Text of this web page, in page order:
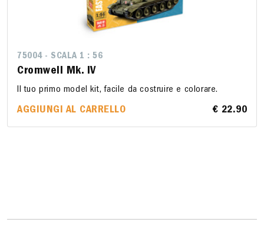
75004 - SCALA 1 : 56
Cromwell Mk. IV
Il tuo primo model kit, facile da costruire e colorare.
AGGIUNGI AL CARRELLO € 22.90